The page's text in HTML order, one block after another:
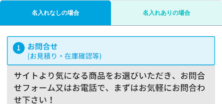
名入れなしの場合 名入れありの場合